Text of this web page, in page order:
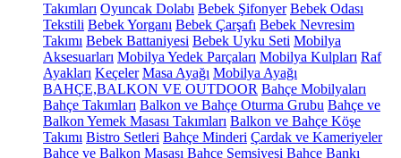
Takımları Oyuncak Dolabı Bebek Şifonyer Bebek Odası
Tekstili Bebek Yorganı Bebek Çarşafı Bebek Nevresim
Takımı Bebek Battaniyesi Bebek Uyku Seti Mobilya
Aksesuarları Mobilya Yedek Parçaları Mobilya Kulpları Raf
Ayakları Keçeler Masa Ayağı Mobilya Ayağı
BAHÇE,BALKON VE OUTDOOR Bahçe Mobilyaları
Bahçe Takımları Balkon ve Bahçe Oturma Grubu Bahçe ve
Balkon Yemek Masası Takımları Balkon ve Bahçe Köşe
Takımı Bistro Setleri Bahçe Minderi Çardak ve Kameriyeler
Bahçe ve Balkon Masası Bahçe Şemsiyesi Bahçe Bankı